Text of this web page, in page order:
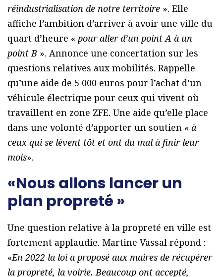
réindustrialisation de notre territoire ». Elle
affiche l’ambition d’arriver à avoir une ville du
quart d’heure « pour aller d’un point A à un
point B ». Annonce une concertation sur les
questions relatives aux mobilités. Rappelle
qu’une aide de 5 000 euros pour l’achat d’un
véhicule électrique pour ceux qui vivent où
travaillent en zone ZFE. Une aide qu’elle place
dans une volonté d’apporter un soutien « à
ceux qui se lèvent tôt et ont du mal à finir leur
mois».
«Nous allons lancer un
plan propreté »
Une question relative à la propreté en ville est
fortement applaudie. Martine Vassal répond :
«En 2022 la loi a proposé aux maires de récupérer
la propreté, la voirie. Beaucoup ont accepté,